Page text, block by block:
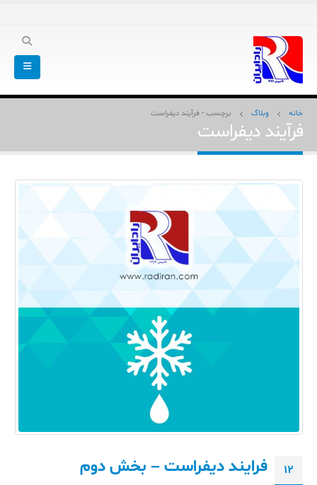
خانه وبلاگ برچسب - فرآیند دیفراست
فرآیند دیفراست
12 فرایند دیفراست – بخش دوم